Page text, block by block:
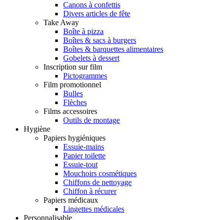
Canons à confettis
Divers articles de fête
Take Away
Boîte à pizza
Boîtes & sacs à burgers
Boîtes & barquettes alimentaires
Gobelets à dessert
Inscription sur film
Pictogrammes
Film promotionnel
Bulles
Flèches
Films accessoires
Outils de montage
Hygiène
Papiers hygiéniques
Essuie-mains
Papier toilette
Essuie-tout
Mouchoirs cosmétiques
Chiffons de nettoyage
Chiffon à récurer
Papiers médicaux
Lingettes médicales
Personnalisable